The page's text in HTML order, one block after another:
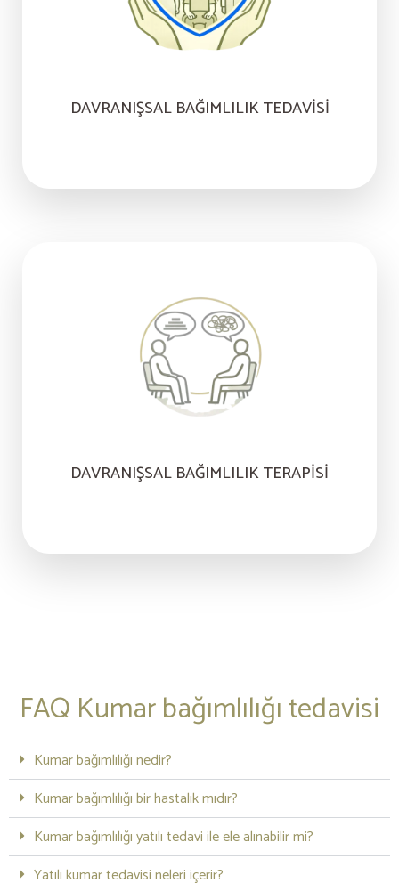
DAVRANIŞSAL BAĞIMLILIK TEDAVISI
DAVRANIŞSAL BAĞIMLILIK TERAPISI
FAQ Kumar bağımlılığı tedavisi
Kumar bağımlılığı nedir?
Kumar bağımlılığı bir hastalık mıdır?
Kumar bağımlılığı yatılı tedavi ile ele alınabilir mi?
Yatılı kumar tedavisi neleri içerir?